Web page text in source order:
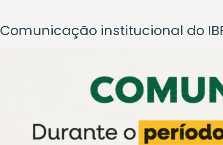
Comunicação institucional do